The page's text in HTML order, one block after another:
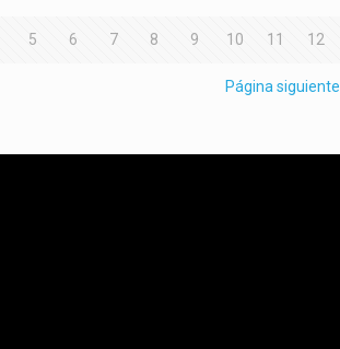
5 6 7 8 9 10 11 12
Página siguiente